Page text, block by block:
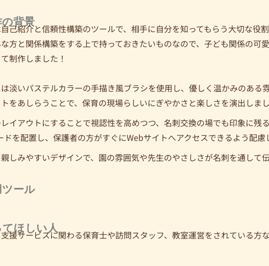
背景
己紹介と信頼性構築のツールで、相手に自分を知ってもらう大切な役割
方と関係構築をする上で持っておきたいものなので、子ども関係の可
制作しました！
淡いパステルカラーの手描き風ブラシを使用し、優しく温かみのある
をあしらうことで、保育の現場らしいにぎやかさと楽しさを演出しまし
イアウトにすることで視認性を高めつつ、名刺交換の場でも印象に残
ドを配置し、保護者の方がすぐにWebサイトへアクセスできるよう配慮
しみやすいデザインで、園の雰囲気や先生のやさしさが名刺を通して
ール
ほしい人
援サービスに関わる保育士や訪問スタッフ、教室運営をされている方